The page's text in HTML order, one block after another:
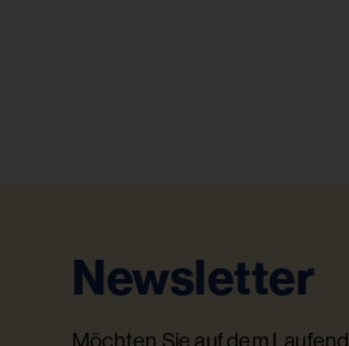
Newsletter
Möchten Sie auf dem